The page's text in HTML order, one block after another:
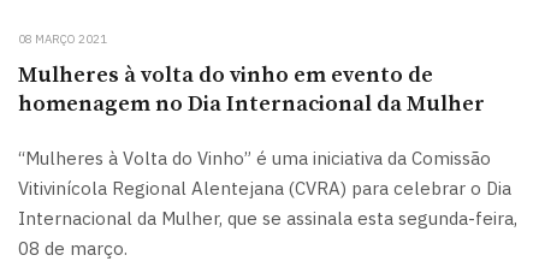
08 MARÇO 2021
Mulheres à volta do vinho em evento de
homenagem no Dia Internacional da Mulher
“Mulheres à Volta do Vinho” é uma iniciativa da Comissão
Vitivinícola Regional Alentejana (CVRA) para celebrar o Dia
Internacional da Mulher, que se assinala esta segunda-feira,
08 de março.